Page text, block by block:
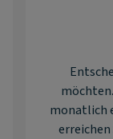
monatlich
erreichen